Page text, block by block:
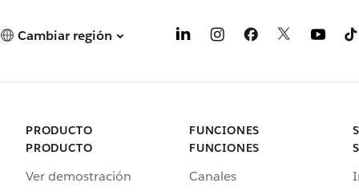
Cambiar región
PRODUCTO
PRODUCTO
Ver demostración
FUNCIONES
FUNCIONES
Canales